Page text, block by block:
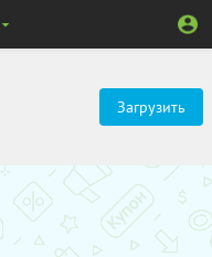
Загрузить